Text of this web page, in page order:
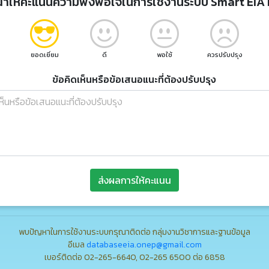
ยอดเยี่ยม ดี พอใช้ ควรปรับปรุง
ข้อคิดเห็นหรือข้อเสนอแนะที่ต้องปรับปรุง
ส่งผลการให้คะแนน
พบปัญหาในการใช้งานระบบกรุณาติดต่อ กลุ่มงานวิชาการและฐานข้อมูล
อีเมล databaseeia.onep@gmail.com
เบอร์ติดต่อ 02-265-6640, 02-265 6500 ต่อ 6858